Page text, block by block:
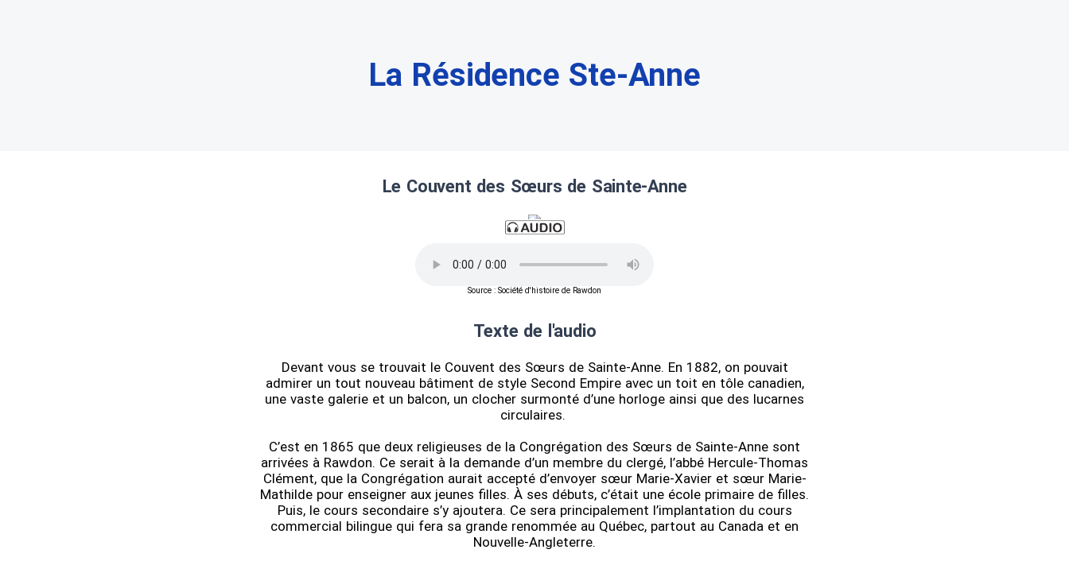
La Résidence Ste-Anne
Le Couvent des Sœurs de Sainte-Anne
Source : Société d'histoire de Rawdon
Texte de l'audio
Devant vous se trouvait le Couvent des Sœurs de Sainte-Anne. En 1882, on pouvait
admirer un tout nouveau bâtiment de style Second Empire avec un toit en tôle canadien,
une vaste galerie et un balcon, un clocher surmonté d’une horloge ainsi que des lucarnes
circulaires.
C’est en 1865 que deux religieuses de la Congrégation des Sœurs de Sainte-Anne sont
arrivées à Rawdon. Ce serait à la demande d’un membre du clergé, l’abbé Hercule-Thomas
Clément, que la Congrégation aurait accepté d’envoyer sœur Marie-Xavier et sœur Marie-
Mathilde pour enseigner aux jeunes filles. À ses débuts, c’était une école primaire de filles.
Puis, le cours secondaire s’y ajoutera. Ce sera principalement l’implantation du cours
commercial bilingue qui fera sa grande renommée au Québec, partout au Canada et en
Nouvelle-Angleterre.